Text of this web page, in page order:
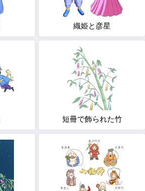
織姫と彦星
短冊で飾られた竹